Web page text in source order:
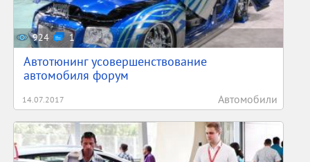
924 1
Автотюнинг усовершенствование
автомобиля форум
14.07.2017 Автомобили